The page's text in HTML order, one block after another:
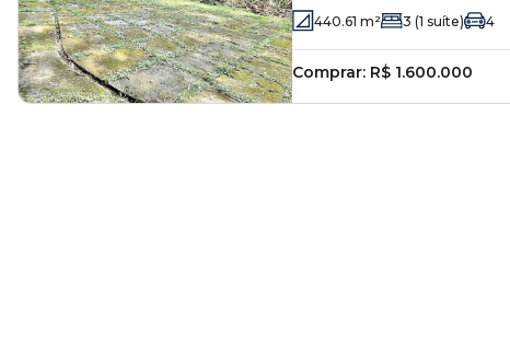
Embu das Artes - SP
440.61 m² 3 (1 suíte) 4
Comprar: R$ 1.600.000